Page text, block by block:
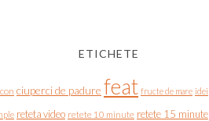
ETICHETE
ciuperci de padure feat fructe de mare idei
reteta video retete 10 minute retete 15 minute